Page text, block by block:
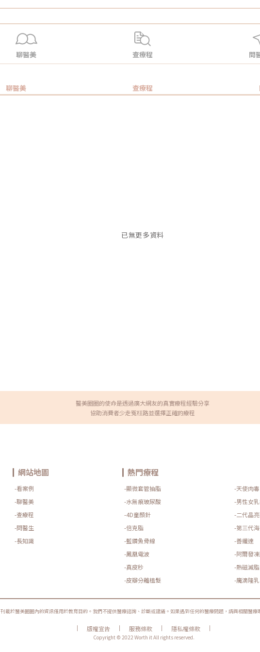
聊醫美 查療程 問
聊醫美 查療程
已無更多資料
醫美圈圈的使命是透過廣大網友的真實療程經驗分享
協助消費者少走冤枉路並選擇正確的療程
網站地圖
-看案例
-聊醫美
-查療程
-問醫生
-長知識
熱門療程
-顯微套管抽脂
-天使肉毒
-水無痕玻尿酸
-男性女
-4D童顏針
-二代晶
-倍克脂
-第三代
-藍鑽魚骨線
-善纖達
-鳳凰電波
-阿爾發
-真皮秒
-熱磁減脂
-皮瓣分離植髮
-魔滴隆乳
刊載於醫美圈圈內的資訊僅用於教育目的。我們不提供醫療諮詢、診斷或建議。如果遇到任何的醫療問題，請與相關醫療
| 版權宣告 | 服務條款 | 隱私權條款
|
Copyright © 2022 Worth it All rights reserved.